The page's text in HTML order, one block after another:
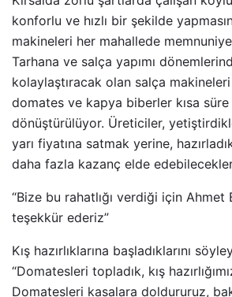
konforlu ve hızlı bir şekilde
makineleri her mahallede
Tarhana ve salça yapımı
kolaylaştıracak olan salça
domates ve kapya biberler kısa
dönüştürülüyor. Üreticiler,
yarı fiyatına satmak yerine,
daha fazla kazanç elde
“Bize bu rahatlığı verdiği için Ahmet
teşekkür ederiz”
Kış hazırlıklarına başladıklarını
“Domatesleri topladık, kış
Domatesleri kasalara doldururuz,